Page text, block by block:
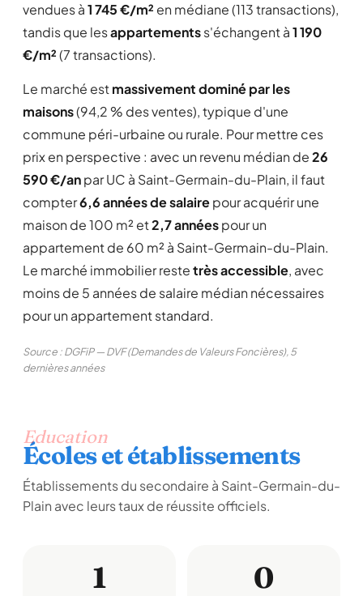
vendues à1 745 €/m² en médiane (113 transactions),
tandis que lesappartementss'échangent à1 190
€/m²(7 transactions).
Le marché estmassivement dominé par les
maisons(94,2 % des ventes), typique d'une
commune péri-urbaine ou rurale. Pour mettre ces
prix en perspective : avec un revenu médian de26
590 €/anpar UC à Saint-Germain-du-Plain, il faut
compter6,6 années de salairepour acquérir une
maison de 100 m² et2,7 annéespour un
appartement de 60 m² à Saint-Germain-du-Plain.
Le marché immobilier restetrès accessible, avec
moins de 5 années de salaire médian nécessaires
pour un appartement standard.
Source : DGFiP — DVF (Demandes de Valeurs Foncières), 5
dernières années
Education
Écoles et établissements
Établissements du secondaire à Saint-Germain-du-
Plain avec leurs taux de réussite officiels.
1 0